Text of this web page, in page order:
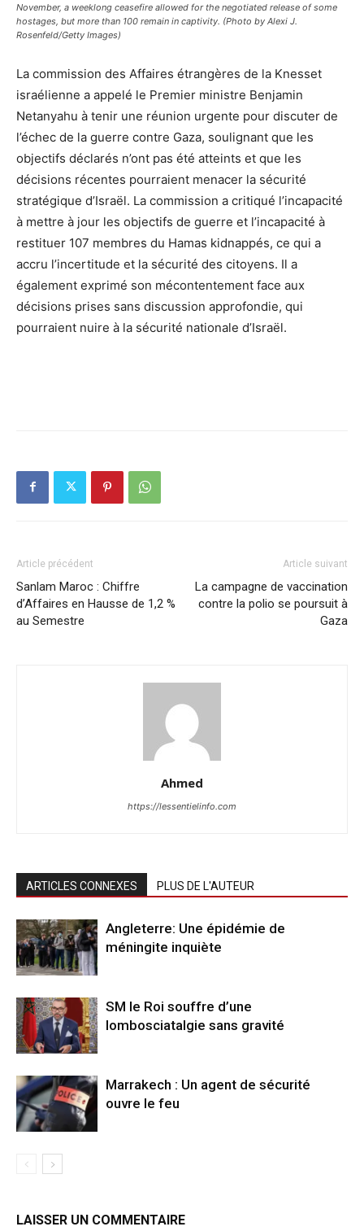
November, a weeklong ceasefire allowed for the negotiated release of some
hostages, but more than 100 remain in captivity. (Photo by Alexi J.
Rosenfeld/Getty Images)
La commission des Affaires étrangères de la Knesset
israélienne a appelé le Premier ministre Benjamin
Netanyahu à tenir une réunion urgente pour discuter de
l’échec de la guerre contre Gaza, soulignant que les
objectifs déclarés n’ont pas été atteints et que les
décisions récentes pourraient menacer la sécurité
stratégique d’Israël. La commission a critiqué l’incapacité
à mettre à jour les objectifs de guerre et l’incapacité à
restituer 107 membres du Hamas kidnappés, ce qui a
accru l’incertitude et la sécurité des citoyens. Il a
également exprimé son mécontentement face aux
décisions prises sans discussion approfondie, qui
pourraient nuire à la sécurité nationale d’Israël.
Article précédent
Sanlam Maroc : Chiffre
d’Affaires en Hausse de 1,2 %
au Semestre
Article suivant
La campagne de vaccination
contre la polio se poursuit à
Gaza
Ahmed
https://lessentielinfo.com
ARTICLES CONNEXES PLUS DE L'AUTEUR
Angleterre: Une épidémie de
méningite inquiète
SM le Roi souffre d’une
lombosciatalgie sans gravité
Marrakech : Un agent de sécurité
ouvre le feu
LAISSER UN COMMENTAIRE